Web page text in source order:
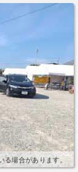
る場合があります。